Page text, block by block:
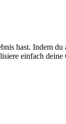
hast. Indem
einfach